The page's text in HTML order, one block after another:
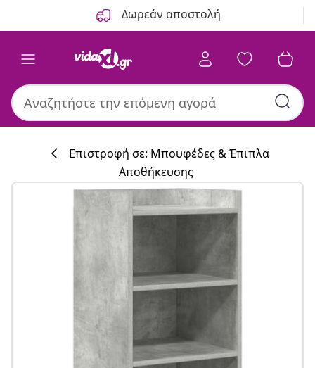
Δωρεάν αποστολή
Συλλογή
Επιστροφή σε: Μπουφέδες & Έπιπλα
Αποθήκευσης